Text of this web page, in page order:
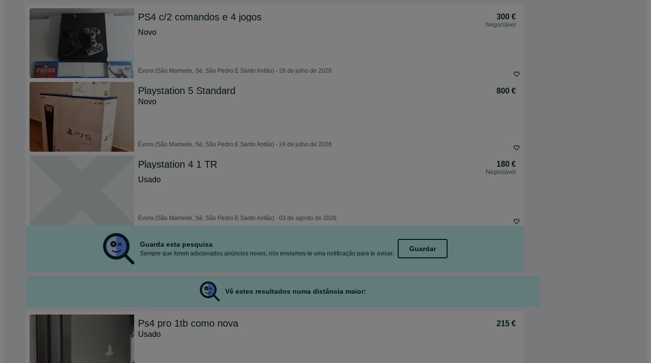
PS4 c/2 comandos e 4 jogos 300 €
Negociável
Novo
Évora (São Mamede, Sé, São Pedro E Santo Antão) - 28 de julho de 2026
Playstation 5 Standard
800 €
Novo
Évora (São Mamede, Sé, São Pedro E Santo Antão) - 24 de julho de 2026
Playstation 4 1 TR 180 €
Negociável
Usado
Évora (São Mamede, Sé, São Pedro E Santo Antão) - 03 de agosto de 2026
Guarda esta pesquisa
Sempre que forem adicionados anúncios novos, nós enviamos-te uma notificação para te avisar.
Guardar
Vê estes resultados numa distância maior:
Ps4 pro 1tb como nova
215 €
Usado